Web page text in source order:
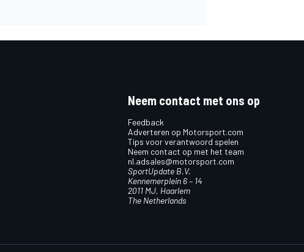
Neem contact met ons op
Feedback
Adverteren op Motorsport.com
Tips voor verantwoord spelen
Neem contact op met het team
nl.adsales@motorsport.com
SportUpdate B.V.
Kennemerplein 6 – 14
2011 MJ, Haarlem
The Netherlands